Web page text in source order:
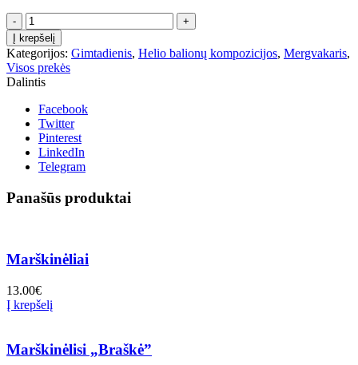
produkto
kiekis:
Balionų
puokštė
Žvaigždėtai
Į krepšelį
Kategorijos: Gimtadienis, Helio balionų kompozicijos, Mergvakaris,
Visos prekės
Dalintis
Facebook
Twitter
Pinterest
LinkedIn
Telegram
Panašūs produktai
Marškinėliai
13.00€
Į krepšelį
Marškinėlisi „Braškė”